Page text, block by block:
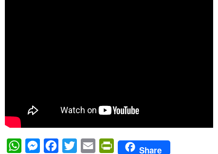
WhatsAppMessengerFacebook
Twitter Email PrintFriendly
Share